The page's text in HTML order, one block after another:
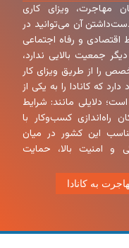
مهاجرت، ویزای کاری
آن می‌توانید در
اقتصادی و رفاه اجتماعی
جمعیت بالایی ندارد،
را از طریق ویزای کار
که کانادا را به یکی از
دلایلی مانند: شرایط
راه‌اندازی کسب‌وکار با
این کشور در میان
و امنیت بالا، حمایت
به کانادا